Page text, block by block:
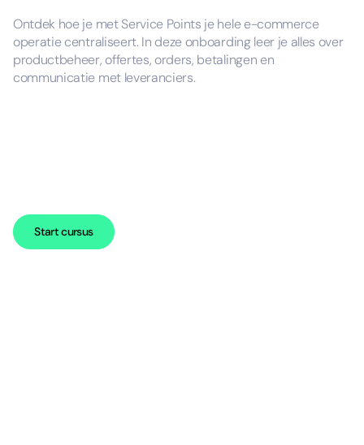
Ontdek hoe je met Service Points je hele e-commerce
operatie centraliseert. In deze onboarding leer je alles over
productbeheer, offertes, orders, betalingen en
communicatie met leveranciers.
Start cursus